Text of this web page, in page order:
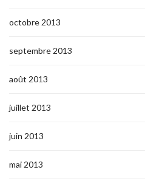
octobre 2013
septembre 2013
août 2013
juillet 2013
juin 2013
mai 2013